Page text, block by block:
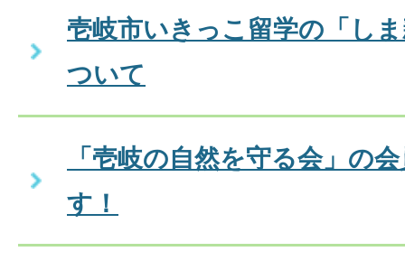
壱岐市いきっこ留学の「し
ついて
「壱岐の自然を守る会」の
す！